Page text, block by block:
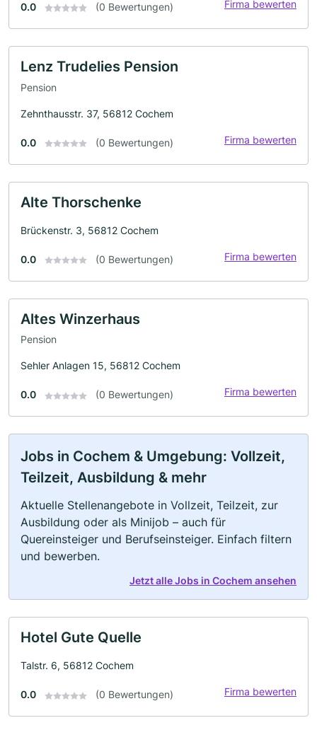
0.0 (0 Bewertungen) Firma bewerten
Lenz Trudelies Pension
Pension
Zehnthausstr. 37, 56812 Cochem
0.0 (0 Bewertungen) Firma bewerten
Alte Thorschenke
Brückenstr. 3, 56812 Cochem
0.0 (0 Bewertungen) Firma bewerten
Altes Winzerhaus
Pension
Sehler Anlagen 15, 56812 Cochem
0.0 (0 Bewertungen) Firma bewerten
Jobs in Cochem & Umgebung: Vollzeit,
Teilzeit, Ausbildung & mehr
Aktuelle Stellenangebote in Vollzeit, Teilzeit, zur
Ausbildung oder als Minijob – auch für
Quereinsteiger und Berufseinsteiger. Einfach filtern
und bewerben.
Jetzt alle Jobs in Cochem ansehen
Hotel Gute Quelle
Talstr. 6, 56812 Cochem
0.0 (0 Bewertungen) Firma bewerten